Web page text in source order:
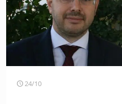
24/10